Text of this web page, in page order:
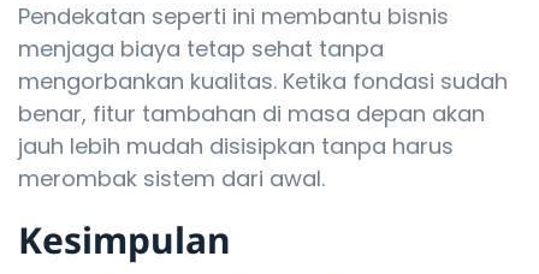
Pendekatan seperti ini membantu bisnis
menjaga biaya tetap sehat tanpa
mengorbankan kualitas. Ketika fondasi sudah
benar, fitur tambahan di masa depan akan
jauh lebih mudah disisipkan tanpa harus
merombak sistem dari awal.
Kesimpulan